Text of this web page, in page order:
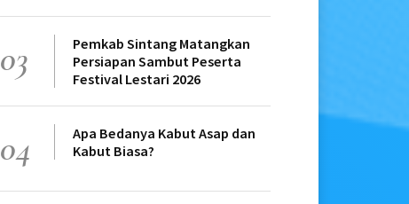
03
Pemkab Sintang Matangkan
Persiapan Sambut Peserta
Festival Lestari 2026
04
Apa Bedanya Kabut Asap dan
Kabut Biasa?